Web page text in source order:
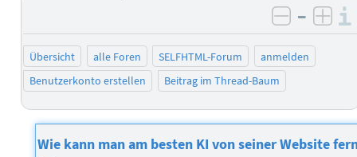
negativ
–
Übersicht alle Foren SELFHTML-Forum
anmelden
Benutzerkonto erstellen
Beitrag im Thread-Baum
Wie kann man am besten KI von seiner Website